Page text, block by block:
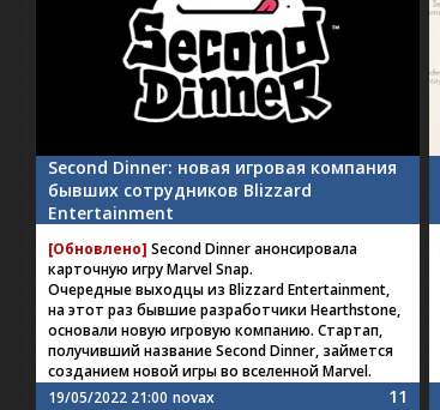
Second Dinner: новая игровая компания
бывших сотрудников Blizzard
Entertainment
[Обновлено] Second Dinner анонсировала
карточную игру Marvel Snap.
Очередные выходцы из Blizzard Entertainment,
на этот раз бывшие разработчики Hearthstone,
основали новую игровую компанию. Стартап,
получивший название Second Dinner, займется
созданием новой игры во вселенной Marvel.
19/05/2022 21:00 novax 11